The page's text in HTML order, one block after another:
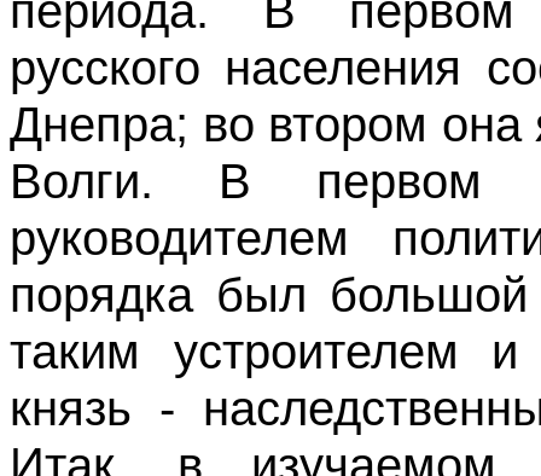
периода. В первом
русского населения
Днепра; во втором она
Волги. В первом
руководителем
порядка был большой
таким устроителем и
князь -